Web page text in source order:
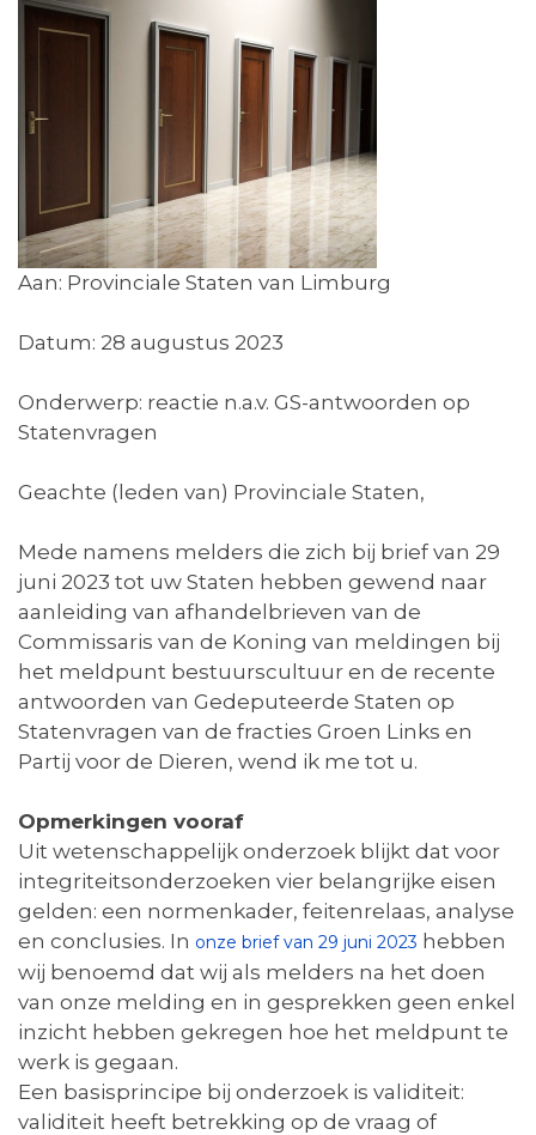
Aan: Provinciale Staten van Limburg
Datum: 28 augustus 2023
Onderwerp: reactie n.a.v. GS-antwoorden op
Statenvragen
Geachte (leden van) Provinciale Staten,
Mede namens melders die zich bij brief van 29
juni 2023 tot uw Staten hebben gewend naar
aanleiding van afhandelbrieven van de
Commissaris van de Koning van meldingen bij
het meldpunt bestuurscultuur en de recente
antwoorden van Gedeputeerde Staten op
Statenvragen van de fracties Groen Links en
Partij voor de Dieren, wend ik me tot u.
Opmerkingen vooraf
Uit wetenschappelijk onderzoek blijkt dat voor
integriteitsonderzoeken vier belangrijke eisen
gelden: een normenkader, feitenrelaas, analyse
en conclusies. In onze brief van 29 juni 2023 hebben
wij benoemd dat wij als melders na het doen
van onze melding en in gesprekken geen enkel
inzicht hebben gekregen hoe het meldpunt te
werk is gegaan.
Een basisprincipe bij onderzoek is validiteit:
validiteit heeft betrekking op de vraag of